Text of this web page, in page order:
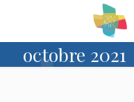
octobre 2021